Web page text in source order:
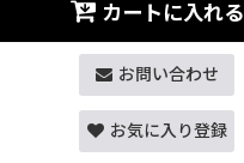
カートに入れる
お問い合わせ
お気に入り登録